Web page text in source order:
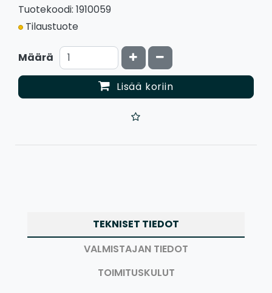
Tuotekoodi: 1910059
Tilaustuote
Määrä Kasvata määrää
Vähennä määrää
Lisää koriin
TEKNISET TIEDOT
VALMISTAJAN TIEDOT
TOIMITUSKULUT